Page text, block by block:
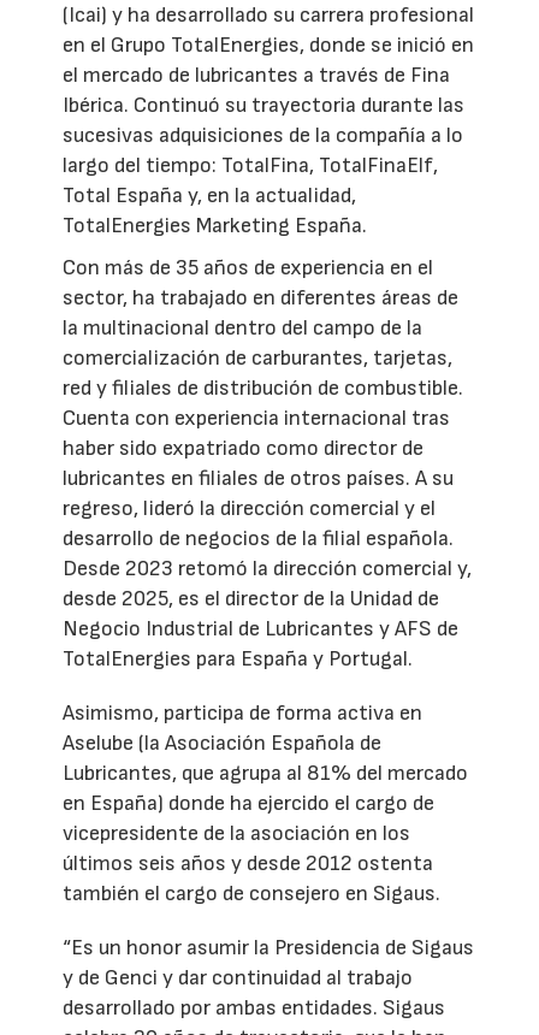
(Icai) y ha desarrollado su carrera profesional
en el Grupo TotalEnergies, donde se inició en
el mercado de lubricantes a través de Fina
Ibérica. Continuó su trayectoria durante las
sucesivas adquisiciones de la compañía a lo
largo del tiempo: TotalFina, TotalFinaElf,
Total España y, en la actualidad,
TotalEnergies Marketing España.
Con más de 35 años de experiencia en el
sector, ha trabajado en diferentes áreas de
la multinacional dentro del campo de la
comercialización de carburantes, tarjetas,
red y filiales de distribución de combustible.
Cuenta con experiencia internacional tras
haber sido expatriado como director de
lubricantes en filiales de otros países. A su
regreso, lideró la dirección comercial y el
desarrollo de negocios de la filial española.
Desde 2023 retomó la dirección comercial y,
desde 2025, es el director de la Unidad de
Negocio Industrial de Lubricantes y AFS de
TotalEnergies para España y Portugal.
Asimismo, participa de forma activa en
Aselube (la Asociación Española de
Lubricantes, que agrupa al 81% del mercado
en España) donde ha ejercido el cargo de
vicepresidente de la asociación en los
últimos seis años y desde 2012 ostenta
también el cargo de consejero en Sigaus.
“Es un honor asumir la Presidencia de Sigaus
y de Genci y dar continuidad al trabajo
desarrollado por ambas entidades. Sigaus